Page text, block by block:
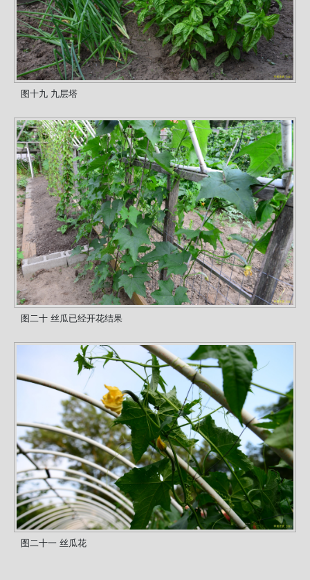
图十九 九层塔
图二十 丝瓜已经开花结果
图二十一 丝瓜花